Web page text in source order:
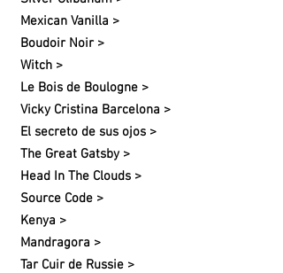
Mexican Vanilla >
Boudoir Noir >
Witch >
Le Bois de Boulogne >
Vicky Cristina Barcelona >
El secreto de sus ojos >
The Great Gatsby >
Head In The Clouds >
Source Code >
Kenya >
Mandragora >
Tar Cuir de Russie >